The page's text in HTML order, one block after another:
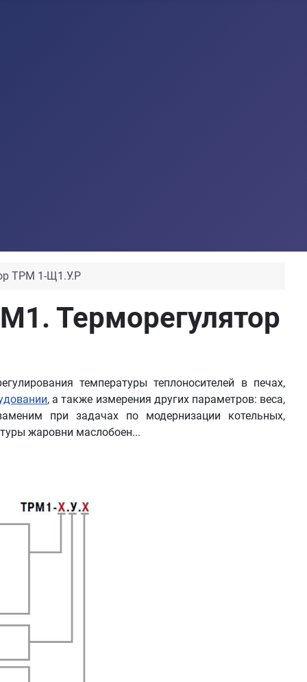
ТРМ 1-Щ1.У.Р
Терморегулятор
температуры теплоносителей в печах,
, а также измерения других параметров: веса,
при задачах по модернизации котельных,
жаровни маслобоен...